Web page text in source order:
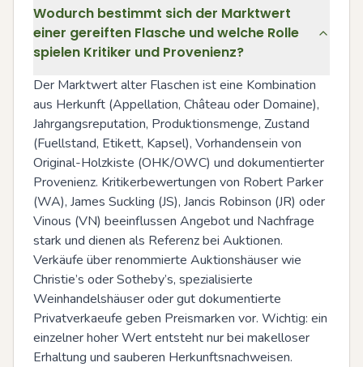
Wodurch bestimmt sich der Marktwert
einer gereiften Flasche und welche Rolle
spielen Kritiker und Provenienz?
Der Marktwert alter Flaschen ist eine Kombination
aus Herkunft (Appellation, Château oder Domaine),
Jahrgangsreputation, Produktionsmenge, Zustand
(Fuellstand, Etikett, Kapsel), Vorhandensein von
Original-Holzkiste (OHK/OWC) und dokumentierter
Provenienz. Kritikerbewertungen von Robert Parker
(WA), James Suckling (JS), Jancis Robinson (JR) oder
Vinous (VN) beeinflussen Angebot und Nachfrage
stark und dienen als Referenz bei Auktionen.
Verkäufe über renommierte Auktionshäuser wie
Christie’s oder Sotheby’s, spezialisierte
Weinhandelshäuser oder gut dokumentierte
Privatverkaeufe geben Preismarken vor. Wichtig: ein
einzelner hoher Wert entsteht nur bei makelloser
Erhaltung und sauberen Herkunftsnachweisen.